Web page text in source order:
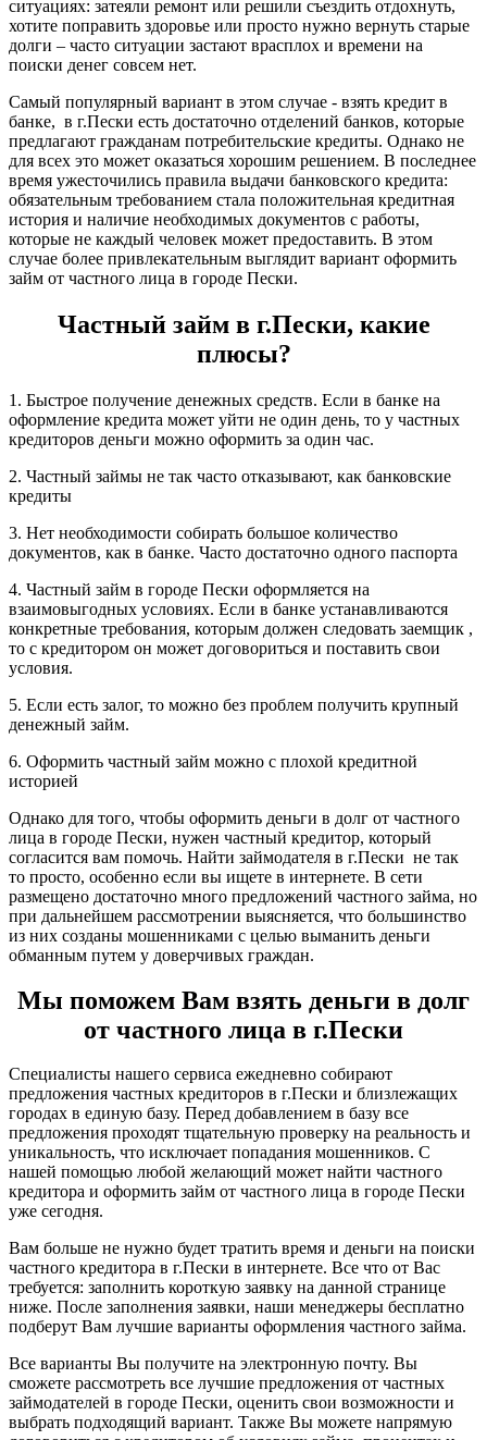
ситуациях: затеяли ремонт или решили съездить отдохнуть,
хотите поправить здоровье или просто нужно вернуть старые
долги – часто ситуации застают врасплох и времени на
поиски денег совсем нет.
Самый популярный вариант в этом случае - взять кредит в
банке, в г.Пески есть достаточно отделений банков, которые
предлагают гражданам потребительские кредиты. Однако не
для всех это может оказаться хорошим решением. В последнее
время ужесточились правила выдачи банковского кредита:
обязательным требованием стала положительная кредитная
история и наличие необходимых документов с работы,
которые не каждый человек может предоставить. В этом
случае более привлекательным выглядит вариант оформить
займ от частного лица в городе Пески.
Частный займ в г.Пески, какие
плюсы?
1. Быстрое получение денежных средств. Если в банке на
оформление кредита может уйти не один день, то у частных
кредиторов деньги можно оформить за один час.
2. Частный займы не так часто отказывают, как банковские
кредиты
3. Нет необходимости собирать большое количество
документов, как в банке. Часто достаточно одного паспорта
4. Частный займ в городе Пески оформляется на
взаимовыгодных условиях. Если в банке устанавливаются
конкретные требования, которым должен следовать заемщик ,
то с кредитором он может договориться и поставить свои
условия.
5. Если есть залог, то можно без проблем получить крупный
денежный займ.
6. Оформить частный займ можно с плохой кредитной
историей
Однако для того, чтобы оформить деньги в долг от частного
лица в городе Пески, нужен частный кредитор, который
согласится вам помочь. Найти займодателя в г.Пески не так
то просто, особенно если вы ищете в интернете. В сети
размещено достаточно много предложений частного займа, но
при дальнейшем рассмотрении выясняется, что большинство
из них созданы мошенниками с целью выманить деньги
обманным путем у доверчивых граждан.
Мы поможем Вам взять деньги в долг
от частного лица в г.Пески
Специалисты нашего сервиса ежедневно собирают
предложения частных кредиторов в г.Пески и близлежащих
городах в единую базу. Перед добавлением в базу все
предложения проходят тщательную проверку на реальность и
уникальность, что исключает попадания мошенников. С
нашей помощью любой желающий может найти частного
кредитора и оформить займ от частного лица в городе Пески
уже сегодня.
Вам больше не нужно будет тратить время и деньги на поиски
частного кредитора в г.Пески в интернете. Все что от Вас
требуется: заполнить короткую заявку на данной странице
ниже. После заполнения заявки, наши менеджеры бесплатно
подберут Вам лучшие варианты оформления частного займа.
Все варианты Вы получите на электронную почту. Вы
сможете рассмотреть все лучшие предложения от частных
займодателей в городе Пески, оценить свои возможности и
выбрать подходящий вариант. Также Вы можете напрямую